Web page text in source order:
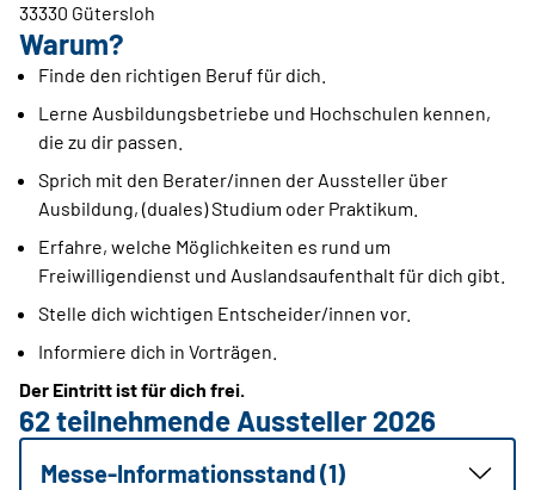
33330 Gütersloh
Warum?
Finde den richtigen Beruf für dich.
Lerne Ausbildungsbetriebe und Hochschulen kennen,
die zu dir passen.
Sprich mit den Berater/innen der Aussteller über
Ausbildung, (duales) Studium oder Praktikum.
Erfahre, welche Möglichkeiten es rund um
Freiwilligendienst und Auslandsaufenthalt für dich gibt.
Stelle dich wichtigen Entscheider/innen vor.
Informiere dich in Vorträgen.
Der Eintritt ist für dich frei.
62 teilnehmende Aussteller 2026
Messe-Informationsstand (1)